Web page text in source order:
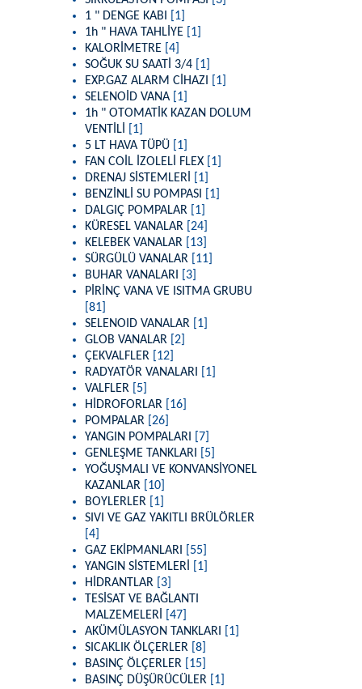
1 " DENGE KABI
[1]
1h " HAVA TAHLİYE
[1]
KALORİMETRE [4]
SOĞUK SU SAATİ 3/4
[1]
EXP.GAZ ALARM CİHAZI
[1]
SELENOİD VANA
[1]
1h " OTOMATİK KAZAN DOLUM
VENTİLİ
[1]
5 LT HAVA TÜPÜ
[1]
FAN COİL İZOLELİ FLEX
[1]
DRENAJ SİSTEMLERİ
[1]
BENZİNLİ SU POMPASI
[1]
DALGIÇ POMPALAR
[1]
KÜRESEL VANALAR [24]
KELEBEK VANALAR
[13]
SÜRGÜLÜ VANALAR
[11]
BUHAR VANALARI
[3]
PİRİNÇ VANA VE ISITMA GRUBU
[81]
SELENOID VANALAR
[1]
GLOB VANALAR [2]
ÇEKVALFLER
[12]
RADYATÖR VANALARI
[1]
VALFLER
[5]
HİDROFORLAR
[16]
POMPALAR [26]
YANGIN POMPALARI
[7]
GENLEŞME TANKLARI
[5]
YOĞUŞMALI VE KONVANSİYONEL
KAZANLAR
[10]
BOYLERLER
[1]
SIVI VE GAZ YAKITLI BRÜLÖRLER
[4]
GAZ EKİPMANLARI
[55]
YANGIN SİSTEMLERİ
[1]
HİDRANTLAR
[3]
TESİSAT VE BAĞLANTI
MALZEMELERİ
[47]
AKÜMÜLASYON TANKLARI
[1]
SICAKLIK ÖLÇERLER [8]
BASINÇ ÖLÇERLER
[15]
BASINÇ DÜŞÜRÜCÜLER
[1]